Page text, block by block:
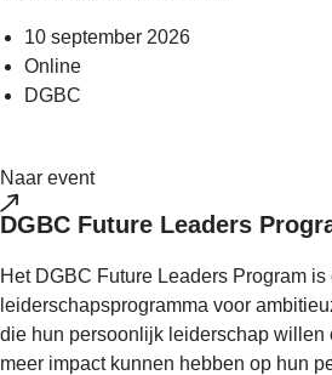
10 september 2026
Online
DGBC
Naar event
DGBC Future Leaders
Het DGBC Future Leaders Program is
leiderschapsprogramma voor
die hun persoonlijk leiderschap willen
meer impact kunnen hebben op hun